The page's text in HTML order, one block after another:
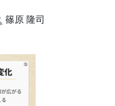
篠原 隆司